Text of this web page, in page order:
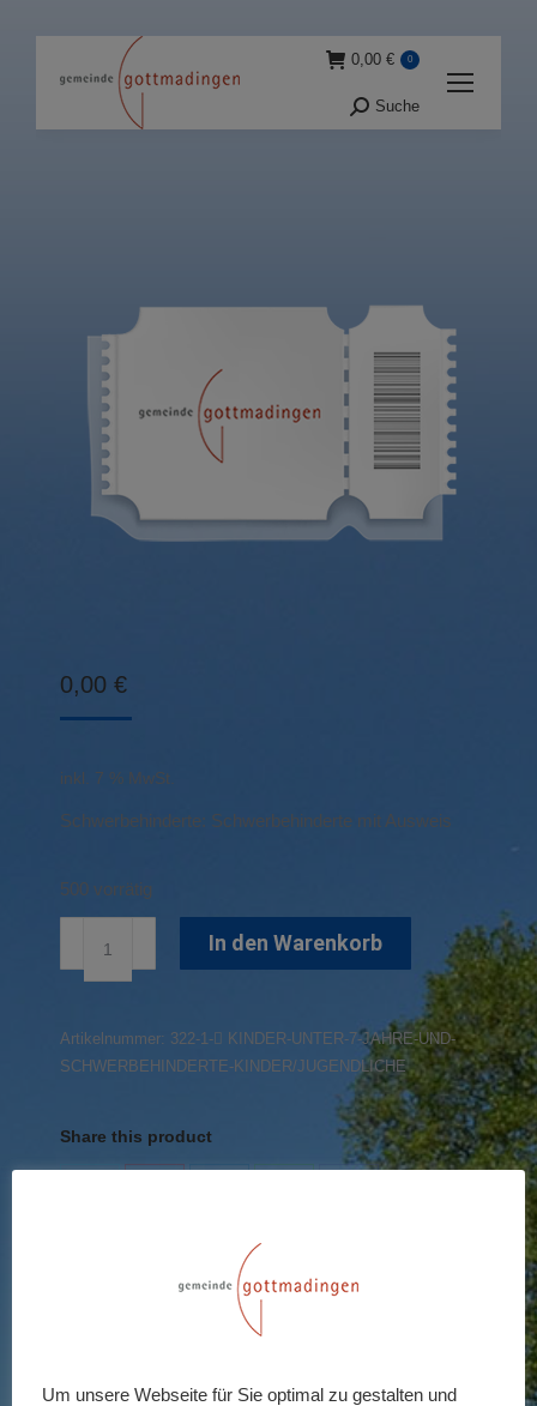
0,00 € 0
Suche:
Suche
0,00 €
inkl. 7 % MwSt.
Schwerbehinderte: Schwerbehinderte mit Ausweis
500 vorrätig
Jahre
und
Kinder/Jugendliche
In den Warenkorb
Artikelnummer: 322-1- KINDER-UNTER-7-JAHRE-UND-
SCHWERBEHINDERTE-KINDER/JUGENDLICHE
Share this product
LinkedIn
Schreiben Sie die erste Rezension für
Um unsere Webseite für Sie optimal zu gestalten und